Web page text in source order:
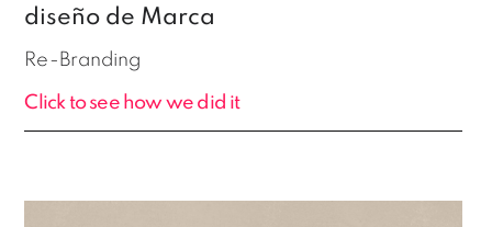
diseño de Marca
Re-Branding
Click to see how we did it